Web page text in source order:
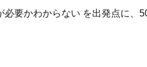
要かわからない を出発点に、